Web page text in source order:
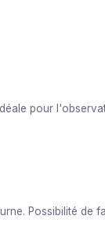
pour
Possibilité